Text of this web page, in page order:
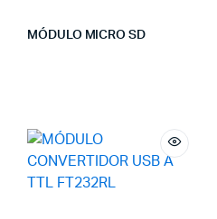
MÓDULO MICRO SD